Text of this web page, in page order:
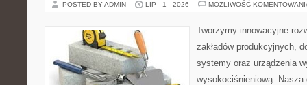
POSTED BY ADMIN LIP - 1 - 2026 MOŻLIWOŚĆ
Tworzymy innowacyjne
zakładów produkcyjnych,
systemy oraz urządzenia
wysokociśnieniową. Nasza